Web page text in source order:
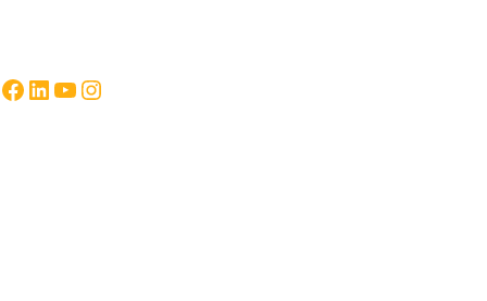
Facebook
LinkedIn
YouTube
Instagram